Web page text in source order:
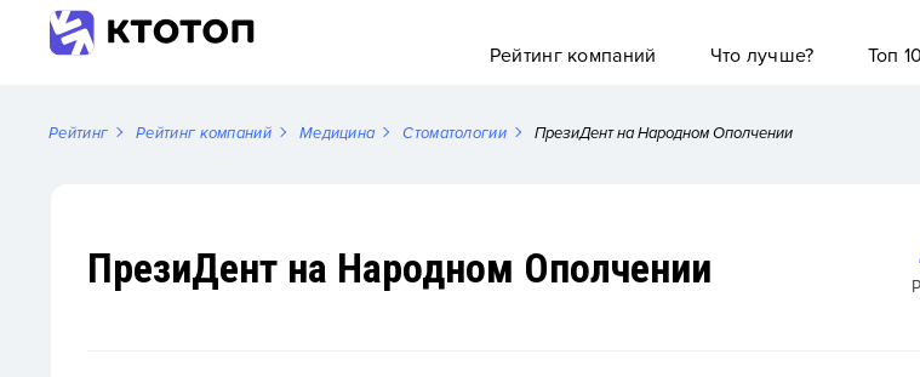
Рейтинг компаний
Что лучше? Топ 10
Рейтинг Рейтинг компаний Медицина Стоматологии ПрезиДент на Народном Ополчении
ПрезиДент на Народном Ополчении